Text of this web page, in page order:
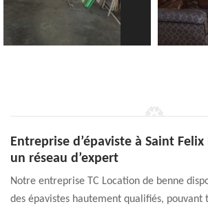
Entreprise d’épaviste à Saint
un réseau d’expert
Notre entreprise TC Location de benne
des épavistes hautement qualifiés, pouvant